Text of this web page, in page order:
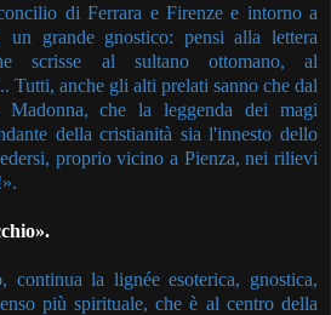
di Ferrara e Firenze e intorno a
grande gnostico: pensi alla lettera
scrisse al sultano ottomano, al
Tutti, anche gli alti prelati sanno che dal
che la leggenda dei magi
della cristianità sia l'innesto dello
proprio vicino a Pienza, nei rilievi
continua la lignée esoterica, gnostica,
più spirituale, che è al centro della